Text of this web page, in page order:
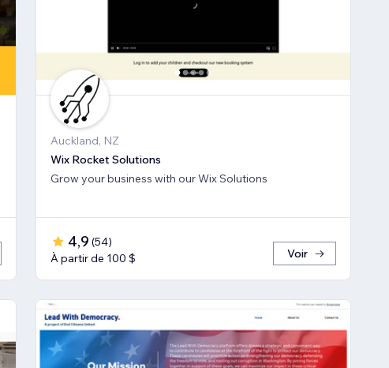
Auckland, NZ
Wix Rocket Solutions
Grow your business with our Wix Solutions
4,9 (54)
À partir de 100 $
Voir